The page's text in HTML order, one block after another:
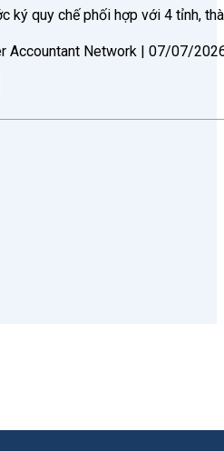
ký quy chế phối hợp với 4 tỉnh,
Accountant Network | 07/07/